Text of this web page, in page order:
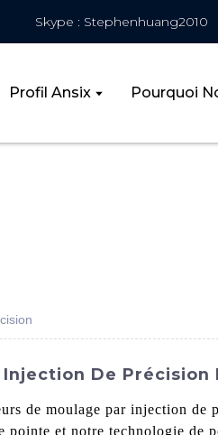
Skype : Stephenhuang2010
Profil Ansix Pourquoi
De Précision
de moulage par injection de
et notre technologie de